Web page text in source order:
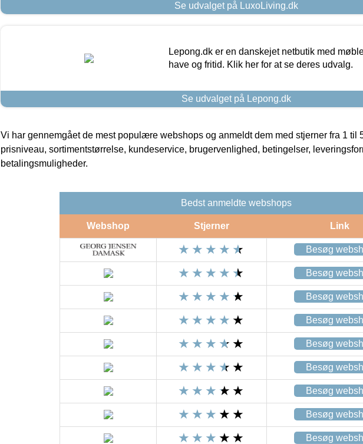
Se udvalget på LuxoLiving.dk
Lepong.dk er en danskejet netbutik med
have og fritid. Klik her for at se deres udvalg.
Se udvalget på Lepong.dk
Vi har gennemgået de mest populære webshops og anmeldt dem med stjerner fra 1 til
prisniveau, sortimentstørrelse, kundeservice, brugervenlighed, betingelser,
betalingsmuligheder.
Bedst anmeldte webshops
Webshop Stjerner Link
Besøg
Besøg
Besøg
Besøg
Besøg
Besøg
Besøg
Besøg
Besøg